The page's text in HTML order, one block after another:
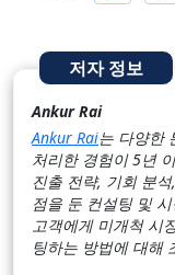
저자 정보
Ankur Rai
Ankur Rai는 다양한
처리한 경험이 5년
진출 전략, 기회 분
점을 둔 컨설팅 및
고객에게 미개척 시
팅하는 방법에 대해